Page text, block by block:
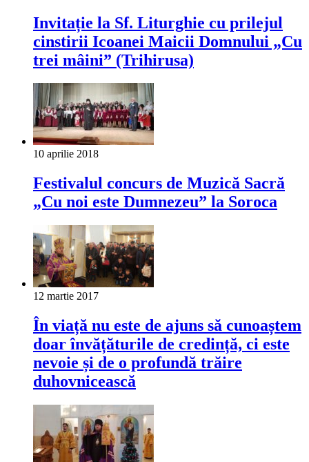
Invitație la Sf. Liturghie cu prilejul
cinstirii Icoanei Maicii Domnului „Cu
trei mâini” (Trihirusa)
10 aprilie 2018
Festivalul concurs de Muzică Sacră
„Cu noi este Dumnezeu” la Soroca
12 martie 2017
În viață nu este de ajuns să cunoaștem
doar învățăturile de credință, ci este
nevoie și de o profundă trăire
duhovnicească